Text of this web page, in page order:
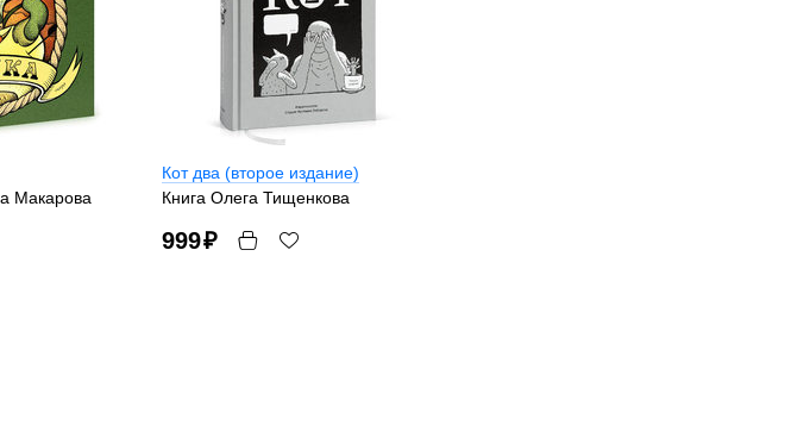
Макарова
Кот два (второе издание)
Книга Олега Тищенкова
999₽